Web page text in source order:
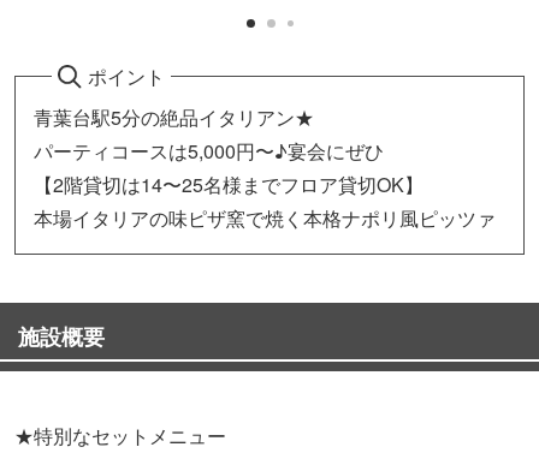
ポイント
青葉台駅5分の絶品イタリアン★
パーティコースは5,000円〜♪宴会にぜひ
【2階貸切は14〜25名様までフロア貸切OK】
本場イタリアの味ピザ窯で焼く本格ナポリ風ピッツァ
施設概要
★特別なセットメニュー